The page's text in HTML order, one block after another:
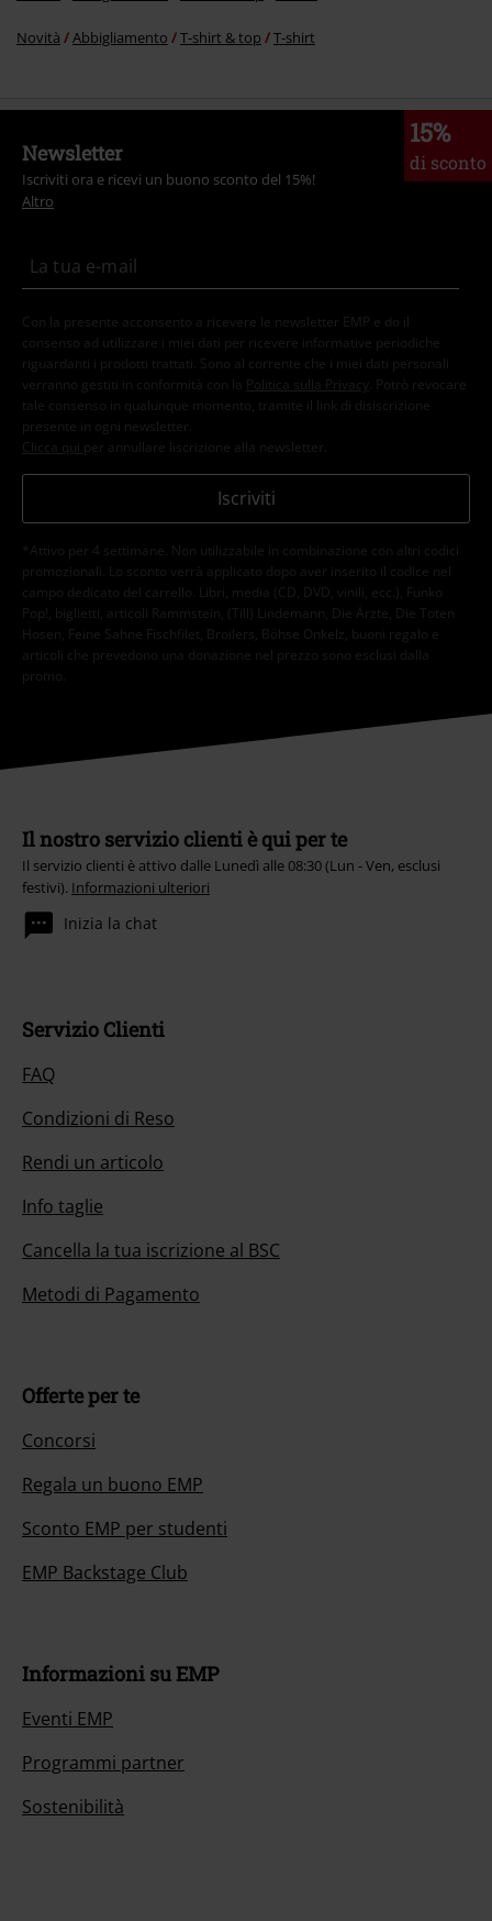
Novità Abbigliamento T-shirt & top T-shirt
15%
di sconto
Newsletter
Iscriviti ora e ricevi un buono sconto del 15%!
Altro
Con la presente acconsento a ricevere le newsletter EMP e do il
consenso ad utilizzare i miei dati per ricevere informative periodiche
riguardanti i prodotti trattati. Sono al corrente che i miei dati personali
verranno gestiti in conformità con la
Politica sulla Privacy
. Potrò revocare
tale consenso in qualunque momento, tramite il link di disiscrizione
presente in ogni newsletter.
Clicca qui per annullare liscrizione alla newsletter.
Iscriviti
*Attivo per 4 settimane. Non utilizzabile in combinazione con altri codici
promozionali. Lo sconto verrà applicato dopo aver inserito il codice nel
campo dedicato del carrello. Libri, media (CD, DVD, vinili, ecc.), Funko
Pop!, biglietti, articoli Rammstein, (Till) Lindemann, Die Ärzte, Die Toten
Hosen, Feine Sahne Fischfilet, Broilers, Böhse Onkelz, buoni regalo e
articoli che prevedono una donazione nel prezzo sono esclusi dalla
promo.
Il nostro servizio clienti è qui per te
Il servizio clienti è attivo dalle Lunedì alle 08:30 (Lun - Ven, esclusi
festivi). Informazioni ulteriori
Inizia la chat
Servizio Clienti
FAQ
Condizioni di Reso
Rendi un articolo
Info taglie
Cancella la tua iscrizione al BSC
Metodi di Pagamento
Offerte per te
Concorsi
Regala un buono EMP
Sconto EMP per studenti
EMP Backstage Club
Informazioni su EMP
Eventi EMP
Programmi partner
Sostenibilità